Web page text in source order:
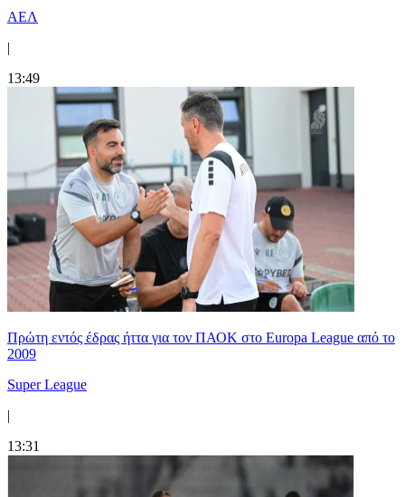
ΑΕΛ
|
13:49
Πρώτη εντός έδρας ήττα για τον ΠΑΟΚ στο Europa League από το
2009
Super League
|
13:31